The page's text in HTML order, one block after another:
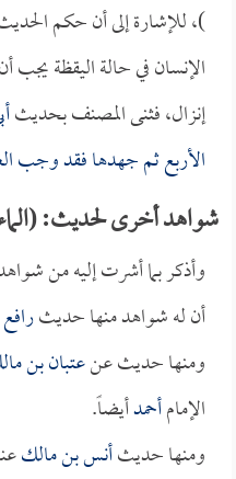
)، للإشارة إلى أن حكم
الإنسان في حالة اليقظة
إنزال، فثنى المصنف بحديث
الأربع ثم جهدها فقد وجب
شواهد أخرى لحديث:
وأذكر بما أشرت إليه من
أن له شواهد منها حديث
ومنها حديث عنعتبان بن
الإمامأحمدأيضاً.
ومنها حديثأنس بن مالك